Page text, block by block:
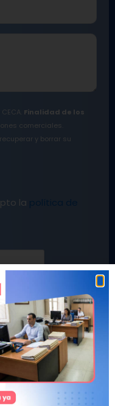
Finalidad de los
comerciales.
y borrar su
la